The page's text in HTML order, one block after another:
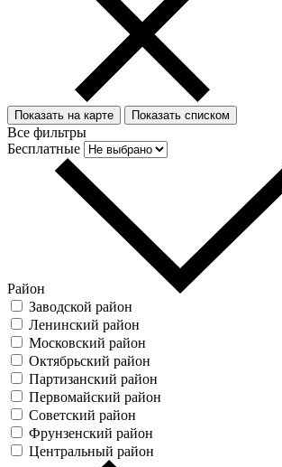
Показать на карте Показать списком
Все фильтры
Бесплатные
Район
Заводской район
Ленинский район
Московский район
Октябрьский район
Партизанский район
Первомайский район
Советский район
Фрунзенский район
Центральный район